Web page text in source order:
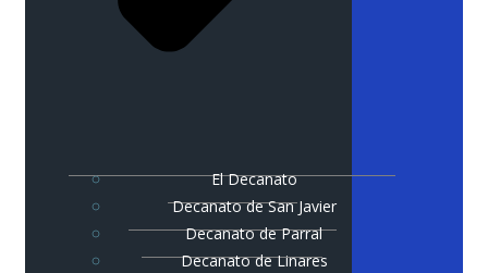
El Decanato
Decanato de San Javier
Decanato de Parral
Decanato de Linares